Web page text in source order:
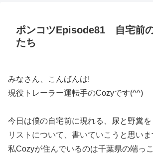
ポンコツEpisode81 自宅前
たち
みなさん、こんばんは!
現役トレーラー運転手のCozyです(⁠^⁠^⁠)
今日は僕の自宅前に現れる、尿と野糞
リストについて、書いていこうと思いま
私Cozyが住んでいるのは千葉県の端っ